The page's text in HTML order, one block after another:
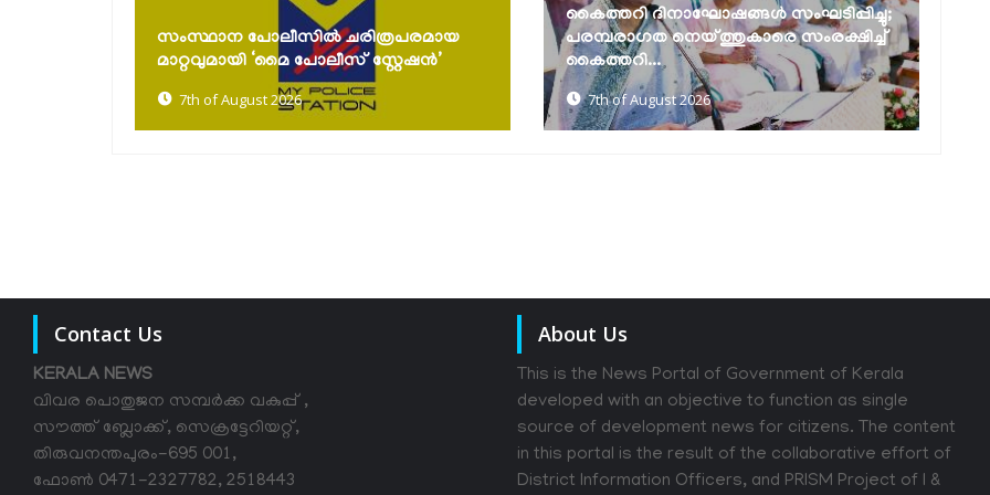
കൈത്തറി ദിനാഘോഷങ്ങൾ സംഘടിപ്പിച്ചു;
പരമ്പരാഗത നെയ്ത്തുകാരെ സംരക്ഷിച്ച്
കൈത്തറി...
7th of August 2026
മത്സ്യത്തൊഴിലാളി ജാഗ്രത നിർദേശം
7th of August 2026
Contact Us
KERALA NEWS
വിവര പൊതുജന സമ്പര്‍ക്ക വകുപ്പ് ,
സൗത്ത് ബ്ലോക്ക്, സെക്രട്ടേറിയറ്റ്,
തിരുവനന്തപുരം-695 001,
ഫോൺ 0471-2327782, 2518443
About Us
This is the News Portal of Government of Kerala
developed with an objective to function as single
source of development news for citizens. The content
in this portal is the result of the collaborative effort of
District Information Officers, and PRISM Project of I &